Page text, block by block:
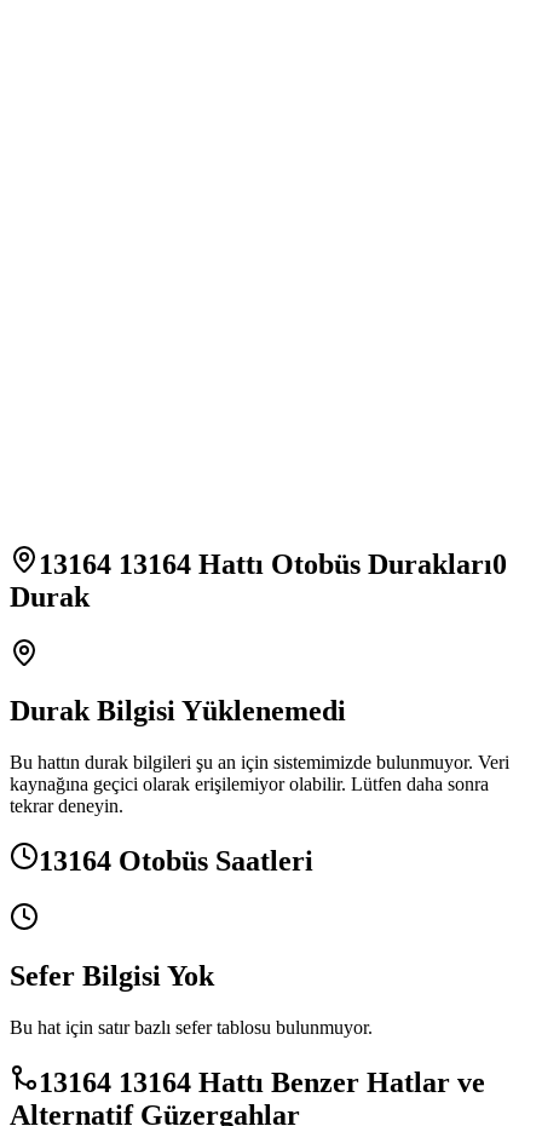
13164 13164 Hattı Otobüs Durakları0
Durak
Durak Bilgisi Yüklenemedi
Bu hattın durak bilgileri şu an için sistemimizde bulunmuyor. Veri
kaynağına geçici olarak erişilemiyor olabilir. Lütfen daha sonra
tekrar deneyin.
13164 Otobüs Saatleri
Sefer Bilgisi Yok
Bu hat için satır bazlı sefer tablosu bulunmuyor.
13164 13164 Hattı Benzer Hatlar ve
Alternatif Güzergahlar